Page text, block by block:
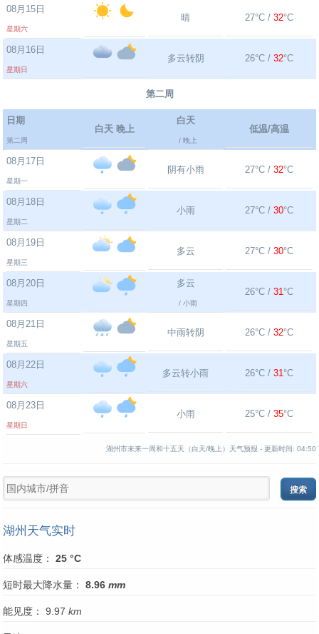
08月15日
星期六
晴 27°C / 32°C
08月16日
星期日
多云转阴 26°C / 32°C
第二周
日期
第二周
白天 晚上
白天
/ 晚上
低温/高温
08月17日
星期一
阴有小雨 27°C / 32°C
08月18日
星期二
小雨 27°C / 30°C
08月19日
星期三
多云 27°C / 30°C
08月20日
星期四
多云
/ 小雨
26°C / 31°C
08月21日
星期五
中雨转阴 26°C / 32°C
08月22日
星期六
多云转小雨 26°C / 31°C
08月23日
星期日
小雨 25°C / 35°C
湖州市未来一周和十五天（白天/晚上）天气预报 - 更新时间: 04:50
湖州天气实时
体感温度： 25 °C
短时最大降水量： 8.96 mm
能见度： 9.97 km